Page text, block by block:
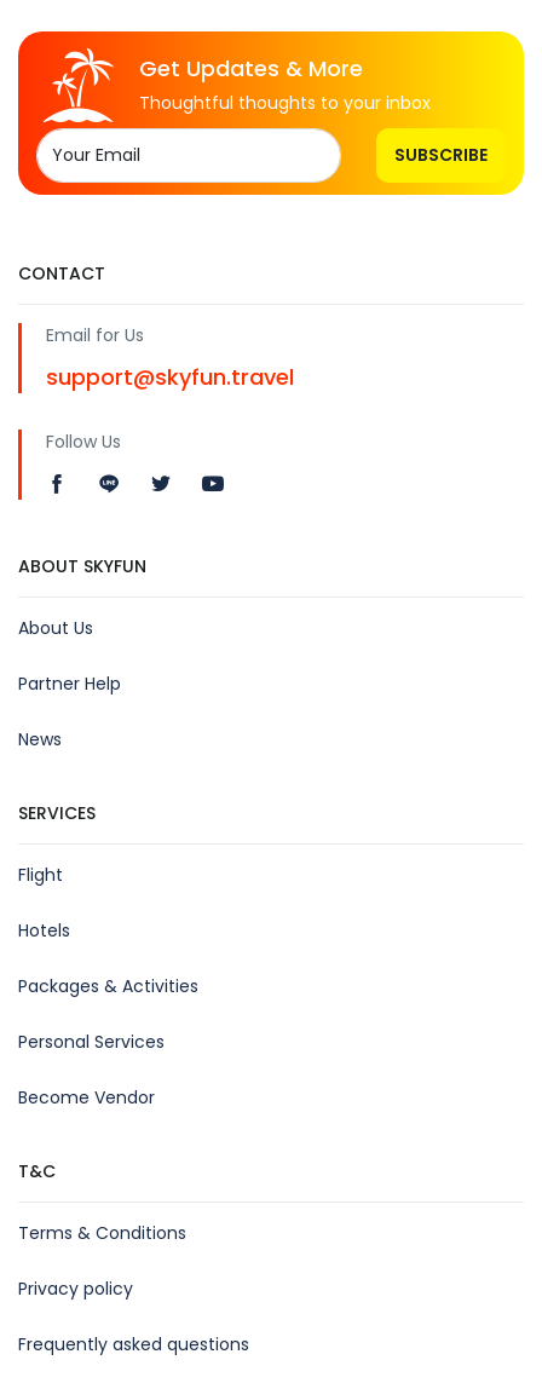
Get Updates & More
Thoughtful thoughts to your inbox
SUBSCRIBE
CONTACT
Email for Us
support@skyfun.travel
Follow Us
ABOUT SKYFUN
About Us
Partner Help
News
SERVICES
Flight
Hotels
Packages & Activities
Personal Services
Become Vendor
T&C
Terms & Conditions
Privacy policy
Frequently asked questions